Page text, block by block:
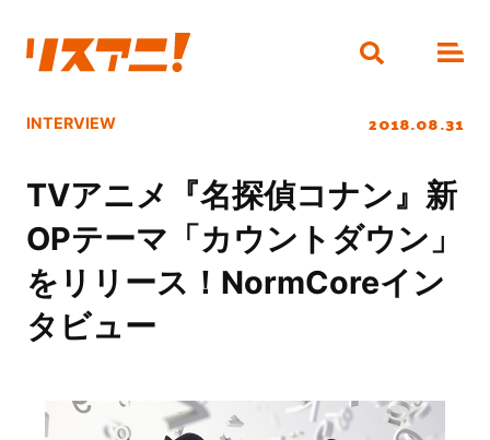
INTERVIEW 2018.08.31
TVアニメ『名探偵コナン』新
OPテーマ「カウントダウン」
をリリース！NormCoreイン
タビュー